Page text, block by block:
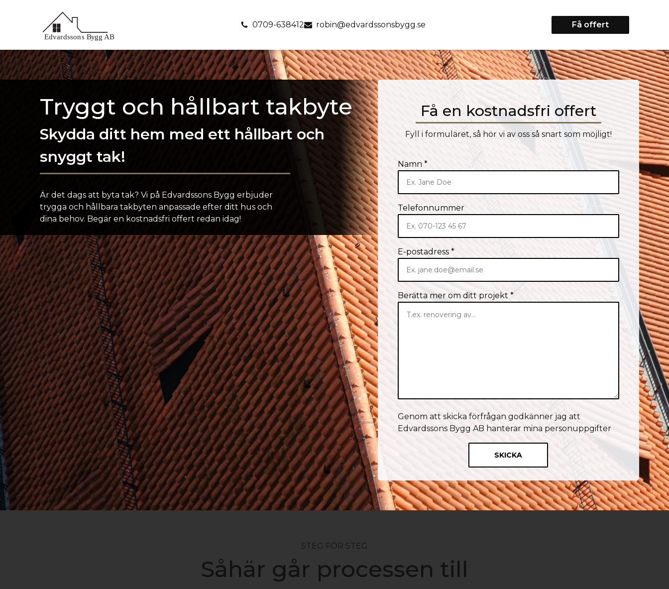
0709-638412 robin@edvardssonsbygg.se Få offert
Tryggt och hållbart takbyte
Skydda ditt hem med ett hållbart och
snyggt tak!
Är det dags att byta tak? Vi på Edvardssons Bygg erbjuder
trygga och hållbara takbyten anpassade efter ditt hus och
dina behov. Begär en kostnadsfri offert redan idag!
Få en kostnadsfri offert
Fyll i formuläret, så hör vi av oss så snart som möjligt!
Namn *
Telefonnummer
E-postadress *
Berätta mer om ditt projekt *
Genom att skicka förfrågan godkänner jag att
Edvardssons Bygg AB hanterar mina personuppgifter
STEG FÖR STEG
Såhär går processen till